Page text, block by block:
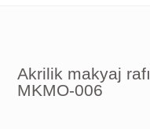
Akrilik makyaj rafı
MKMO-006